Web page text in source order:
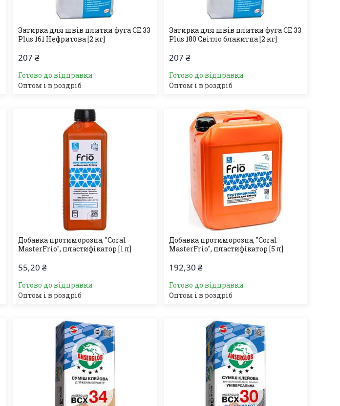
Затирка для швів плитки фуга СЕ 33
Plus 161 Нефритова [2 кг]
207 ₴
Готово до відправки
Оптом і в роздріб
Затирка для швів плитки фуга СЕ 33
Plus 180 Світло блакитна [2 кг]
207 ₴
Готово до відправки
Оптом і в роздріб
Добавка протиморозна, "Coral
MasterFrio", пластифікатор [1 л]
55,20 ₴
Готово до відправки
Оптом і в роздріб
Добавка протиморозна, "Coral
MasterFrio", пластифікатор [5 л]
192,30 ₴
Готово до відправки
Оптом і в роздріб